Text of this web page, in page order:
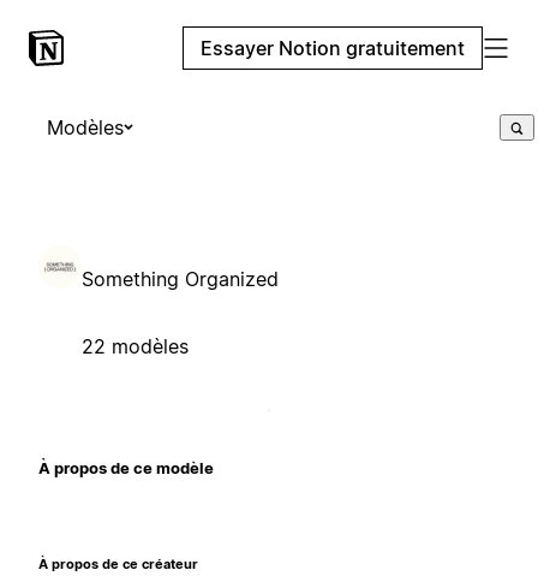
Essayer Notion gratuitement
Modèles
Something Organized
22 modèles
À propos de ce modèle
À propos de ce créateur